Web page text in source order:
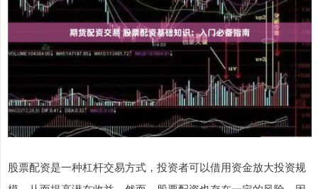
股票配资是一种杠杆交易方式，投资者可以借用资金放大投资规